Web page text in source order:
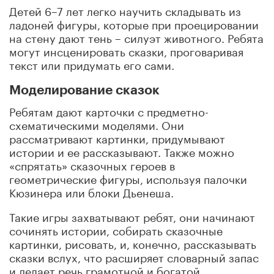
Детей 6–7 лет легко научить складывать из
ладоней фигуры, которые при проецировании
на стену дают тень – силуэт животного. Ребята
могут инсценировать сказки, проговаривая
текст или придумать его сами.
Моделирование сказок
Ребятам дают карточки с предметно-
схематическими моделями. Они
рассматривают картинки, придумывают
истории и ее рассказывают. Также можно
«спрятать» сказочных героев в
геометрические фигуры, используя палочки
Кюзинера или блоки Дьенеша.
Такие игры захватывают ребят, они начинают
сочинять истории, собирать сказочные
картинки, рисовать, и, конечно, рассказывать
сказки вслух, что расширяет словарный запас
и делает речь грамотной и богатой.